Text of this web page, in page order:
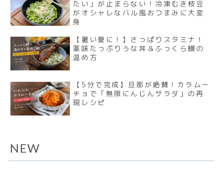
たい」が止まらない！冷凍むき枝豆
がオシャレなバル風おつまみに大変
身
【暑い夏に！】さっぱりスタミナ！
薬味たっぷりうな丼＆ふっくら鰻の
温め方
【5分で完成】旦那が絶賛！カラムー
チョで「無限にんじんサラダ」の再
現レシピ
NEW